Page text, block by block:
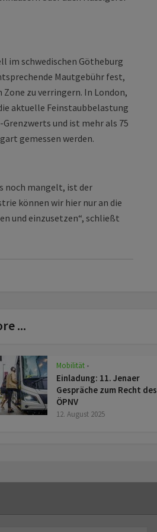
im schwedischen Götheburg
Mautgebühr fest,
zu verringern. In London,
aktuelle Feinstaubbelastung
und ist mehr als 75
gemessen werden.
noch mangelt, ist der
können wir hier nur an die
und einzusetzen“, schließt
...
Mobilität •
Einladung: 11. Jenaer
Gespräche zum Recht des
ÖPNV
12. August 2025